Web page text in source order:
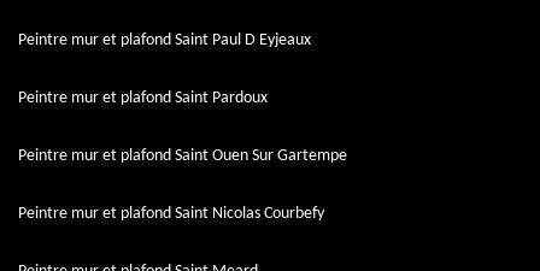
Peintre mur et plafond Saint Paul D Eyjeaux
Peintre mur et plafond Saint Pardoux
Peintre mur et plafond Saint Ouen Sur Gartempe
Peintre mur et plafond Saint Nicolas Courbefy